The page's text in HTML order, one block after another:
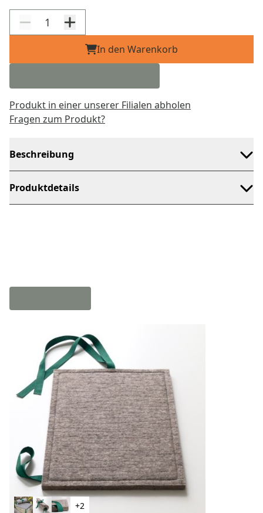
In den Warenkorb
Produkt in einer unserer Filialen abholen
Fragen zum Produkt?
Beschreibung
Produktdetails
+2